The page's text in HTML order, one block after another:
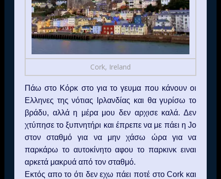
Cork, Ireland
Πάω στο Κόρκ στο για το γευμα που κάνουν οι
Ελληνες της νότιας Ιρλανδίας και θα γυρίσω το
βράδυ, αλλά η μέρα μου δεν αρχισε καλά. Δεν
χτύπησε το ξυπνητήρι και έπρεπε να με πάει ηJo
στον σταθμό για να μην χάσω ώρα για να
παρκάρω το αυτοκίνητο αφου το παρκινκ ειναι
αρκετά μακρυά από τον σταθμό.
Εκτός απο το ότι δεν εχω πάει ποτέ στοCork και